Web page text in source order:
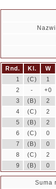
Rnd. Kl. W
1
(C) 1
2
- +0
3
(B) 2
4
(C) 2
5
(B) 2
6
(C) 0
7
(B) 0
8
(C) 2
9
(B) 0
Suma